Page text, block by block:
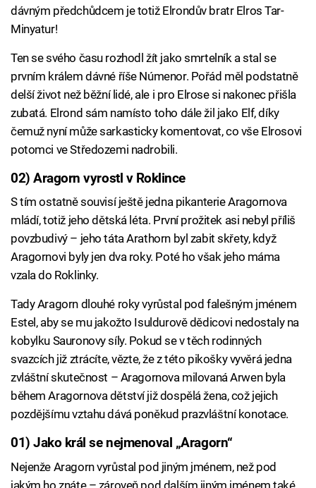
dávným předchůdcem je totiž Elrondův bratr Elros Tar-
Minyatur!
Ten se svého času rozhodl žít jako smrtelník a stal se
prvním králem dávné říše Númenor. Pořád měl podstatně
delší život než běžní lidé, ale i pro Elrose si nakonec přišla
zubatá. Elrond sám namísto toho dále žil jako Elf, díky
čemuž nyní může sarkasticky komentovat, co vše Elrosovi
potomci ve Středozemi nadrobili.
02) Aragorn vyrostl v Roklince
S tím ostatně souvisí ještě jedna pikanterie Aragornova
mládí, totiž jeho dětská léta. První prožitek asi nebyl příliš
povzbudivý – jeho táta Arathorn byl zabit skřety, když
Aragornovi byly jen dva roky. Poté ho však jeho máma
vzala do Roklinky.
Tady Aragorn dlouhé roky vyrůstal pod falešným jménem
Estel, aby se mu jakožto Isuldurově dědicovi nedostaly na
kobylku Sauronovy síly. Pokud se v těch rodinných
svazcích již ztrácíte, vězte, že z této pikošky vyvěrá jedna
zvláštní skutečnost – Aragornova milovaná Arwen byla
během Aragornova dětství již dospělá žena, což jejich
pozdějšímu vztahu dává poněkud prazvláštní konotace.
01) Jako král se nejmenoval „Aragorn“
Nejenže Aragorn vyrůstal pod jiným jménem, než pod
jakým ho znáte – zároveň pod dalším jiným jménem také